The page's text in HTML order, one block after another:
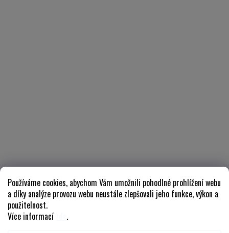
Používáme cookies, abychom Vám umožnili pohodlné prohlížení webu
a díky analýze provozu webu neustále zlepšovali jeho funkce, výkon a
použitelnost.
Více informací
.